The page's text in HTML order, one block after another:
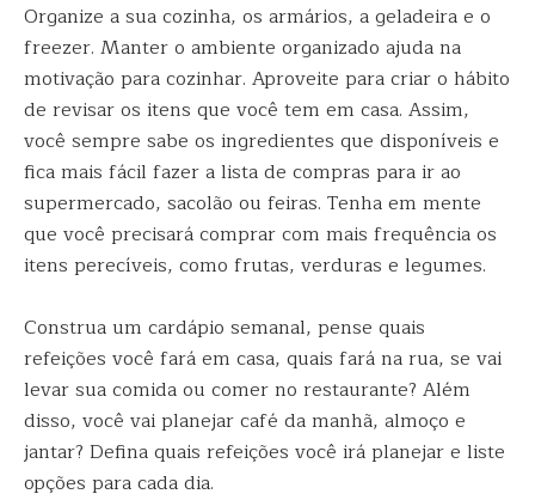
Organize a sua cozinha, os armários, a geladeira e o
freezer. Manter o ambiente organizado ajuda na
motivação para cozinhar. Aproveite para criar o hábito
de revisar os itens que você tem em casa. Assim,
você sempre sabe os ingredientes que disponíveis e
fica mais fácil fazer a lista de compras para ir ao
supermercado, sacolão ou feiras. Tenha em mente
que você precisará comprar com mais frequência os
itens perecíveis, como frutas, verduras e legumes.
Construa um cardápio semanal, pense quais
refeições você fará em casa, quais fará na rua, se vai
levar sua comida ou comer no restaurante? Além
disso, você vai planejar café da manhã, almoço e
jantar? Defina quais refeições você irá planejar e liste
opções para cada dia.